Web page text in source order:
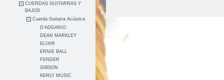
CUERDAS GUITARRAS Y
BAJOS
Cuerda Guitarra Acústica
D'ADDARIO
DEAN MARKLEY
ELIXIR
ERNIE BALL
FENDER
GIBSON
KERLY MUSIC